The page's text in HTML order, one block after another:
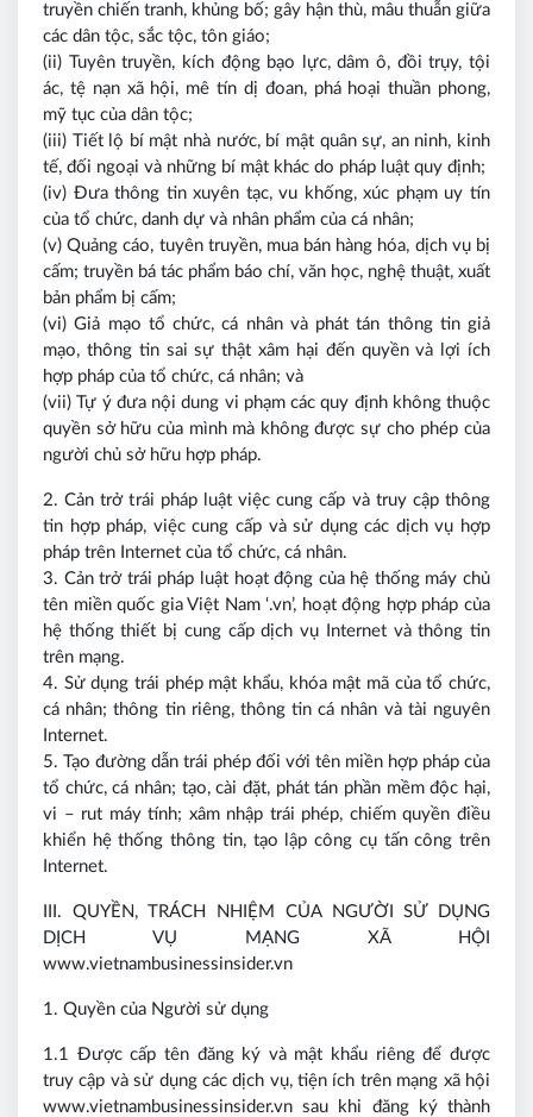
truyền chiến tranh, khủng bố; gây hận thù, mâu thuẫn giữa
các dân tộc, sắc tộc, tôn giáo;
(ii) Tuyên truyền, kích động bạo lực, dâm ô, đồi trụy, tội
ác, tệ nạn xã hội, mê tín dị đoan, phá hoại thuần phong,
mỹ tục của dân tộc;
(iii) Tiết lộ bí mật nhà nước, bí mật quân sự, an ninh, kinh
tế, đối ngoại và những bí mật khác do pháp luật quy định;
(iv) Đưa thông tin xuyên tạc, vu khống, xúc phạm uy tín
của tổ chức, danh dự và nhân phẩm của cá nhân;
(v) Quảng cáo, tuyên truyền, mua bán hàng hóa, dịch vụ bị
cấm; truyền bá tác phẩm báo chí, văn học, nghệ thuật, xuất
bản phẩm bị cấm;
(vi) Giả mạo tổ chức, cá nhân và phát tán thông tin giả
mạo, thông tin sai sự thật xâm hại đến quyền và lợi ích
hợp pháp của tổ chức, cá nhân; và
(vii) Tự ý đưa nội dung vi phạm các quy định không thuộc
quyền sở hữu của mình mà không được sự cho phép của
người chủ sở hữu hợp pháp.
2. Cản trở trái pháp luật việc cung cấp và truy cập thông
tin hợp pháp, việc cung cấp và sử dụng các dịch vụ hợp
pháp trên Internet của tổ chức, cá nhân.
3. Cản trở trái pháp luật hoạt động của hệ thống máy chủ
tên miền quốc gia Việt Nam ‘.vn’, hoạt động hợp pháp của
hệ thống thiết bị cung cấp dịch vụ Internet và thông tin
trên mạng.
4. Sử dụng trái phép mật khẩu, khóa mật mã của tổ chức,
cá nhân; thông tin riêng, thông tin cá nhân và tài nguyên
Internet.
5. Tạo đường dẫn trái phép đối với tên miền hợp pháp của
tổ chức, cá nhân; tạo, cài đặt, phát tán phần mềm độc hại,
vi – rut máy tính; xâm nhập trái phép, chiếm quyền điều
khiển hệ thống thông tin, tạo lập công cụ tấn công trên
Internet.
III. QUYỀN, TRÁCH NHIỆM CỦA NGƯỜI SỬ DỤNG
DỊCH VỤ MẠNG XÃ HỘI
www.vietnambusinessinsider.vn
1. Quyền của Người sử dụng
1.1 Được cấp tên đăng ký và mật khẩu riêng để được
truy cập và sử dụng các dịch vụ, tiện ích trên mạng xã hội
www.vietnambusinessinsider.vn sau khi đăng ký thành